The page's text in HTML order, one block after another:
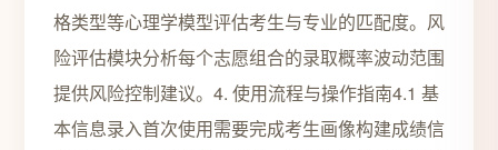
格类型等心理学模型评估考生与专业的匹配度。风
险评估模块分析每个志愿组合的录取概率波动范围
提供风险控制建议。4. 使用流程与操作指南4.1 基
本信息录入首次使用需要完成考生画像构建成绩信